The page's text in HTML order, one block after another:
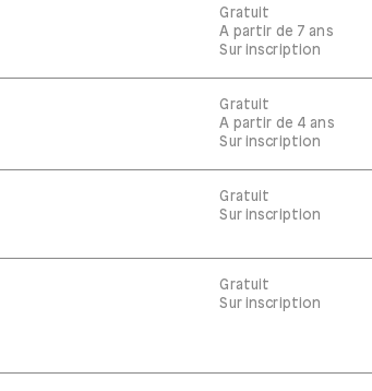
Gratuit
A partir de 7 ans
Sur inscription
Gratuit
A partir de 4 ans
Sur inscription
Gratuit
Sur inscription
Gratuit
Sur inscription